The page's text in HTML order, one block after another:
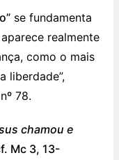
se fundamenta
realmente
como o mais
liberdade”,
78.
chamou e
Mc 3, 13-